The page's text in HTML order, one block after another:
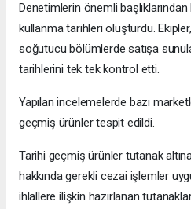
Denetimlerin önemli
kullanma tarihleri oluşturdu.
soğutucu bölümlerde satışa
tarihlerini tek tek kontrol etti.
Yapılan incelemelerde bazı
geçmiş ürünler tespit edildi.
Tarihi geçmiş ürünler tutanak
hakkında gerekli cezai işlemler
ihlallere ilişkin hazırlanan